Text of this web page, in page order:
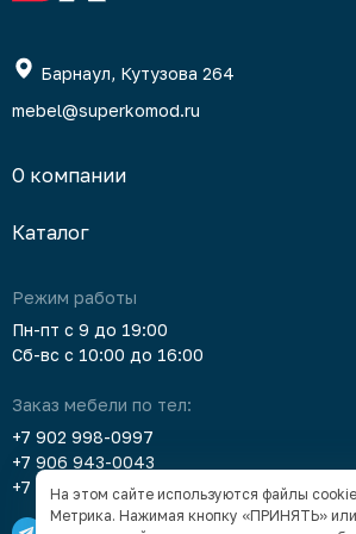
Барнаул, Кутузова 264
mebel@superkomod.ru
О компании
Каталог
Режим работы
Пн-пт с 9 до 19:00
Сб-вс с 10:00 до 16:00
Заказ мебели по тел:
+7 902 998-0997
+7 906 943-0043
+7 903 912-5378
На этом сайте используются файлы
Метрика. Нажимая кнопку «ПРИНЯТЬ»